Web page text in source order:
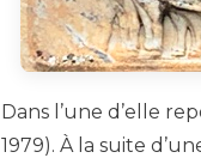
Dans l’une d’elle
1979). À la suite